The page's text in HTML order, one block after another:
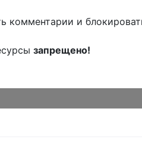
комментарии и
запрещено!